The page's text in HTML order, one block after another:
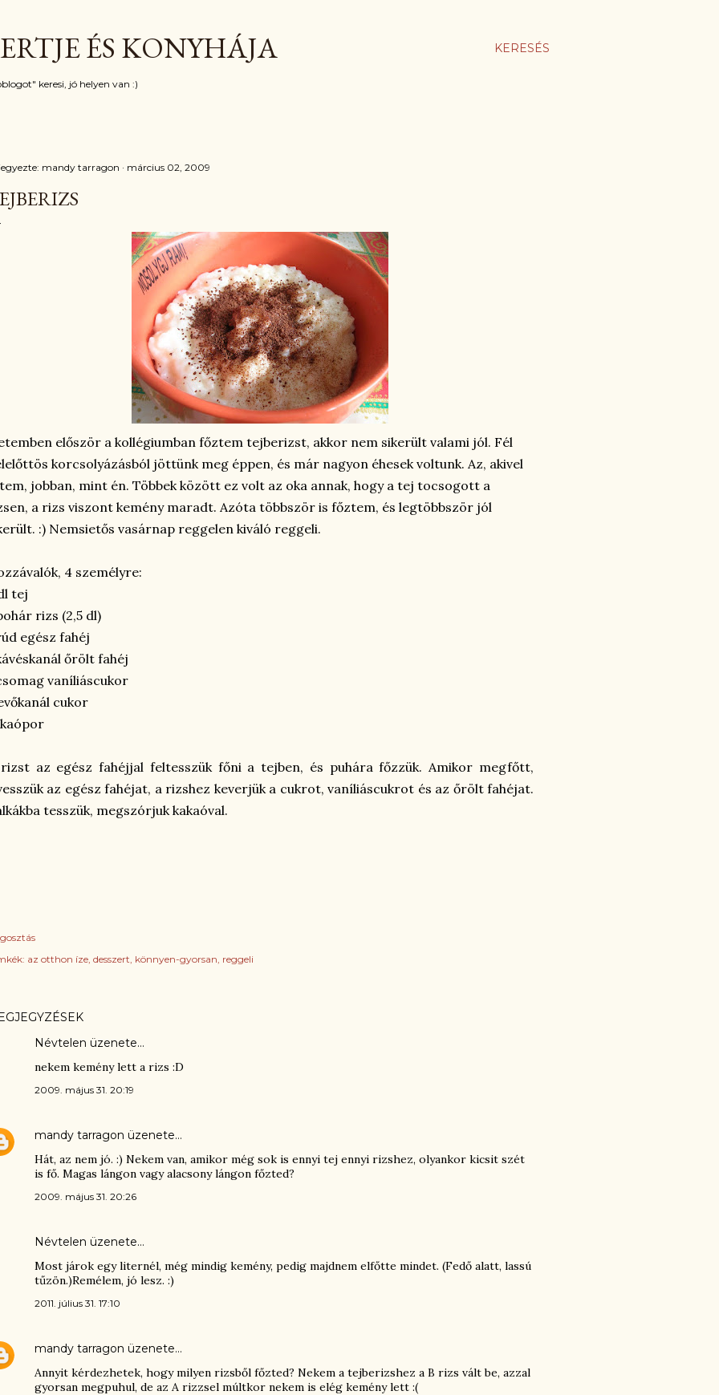
KERESÉS
ÉS KONYHÁJA
keresi, jó helyen van :)
mandy tarragon március 02, 2009
először a kollégiumban főztem tejberizst, akkor nem sikerült valami jól. Fél
korcsolyázásból jöttünk meg éppen, és már nagyon éhesek voltunk. Az, akivel
jobban, mint én. Többek között ez volt az oka annak, hogy a tej tocsogott a
a rizs viszont kemény maradt. Azóta többször is főztem, és legtöbbször jól
:) Nemsietős vasárnap reggelen kiváló reggeli.
4 személyre:
tej
rizs (2,5 dl)
egész fahéj
őrölt fahéj
vaníliáscukor
cukor
az egész fahéjjal feltesszük főni a tejben, és puhára főzzük. Amikor megfőtt,
az egész fahéjat, a rizshez keverjük a cukrot, vaníliáscukrot és az őrölt fahéjat.
tesszük, megszórjuk kakaóval.
az otthon íze desszert könnyen-gyorsan reggeli
Névtelen üzenete…
nekem kemény lett a rizs :D
2009. május 31. 20:19
mandy tarragon üzenete…
Hát, az nem jó. :) Nekem van, amikor még sok is ennyi tej ennyi rizshez, olyankor kicsit szét
is fő. Magas lángon vagy alacsony lángon főzted?
2009. május 31. 20:26
Névtelen üzenete…
Most járok egy liternél, még mindig kemény, pedig majdnem elfőtte mindet. (Fedő alatt, lassú
tűzön.)Remélem, jó lesz. :)
2011. július 31. 17:10
mandy tarragon üzenete…
Annyit kérdezhetek, hogy milyen rizsből főzted? Nekem a tejberizshez a B rizs vált be, azzal
gyorsan megpuhul, de az A rizzsel múltkor nekem is elég kemény lett :(